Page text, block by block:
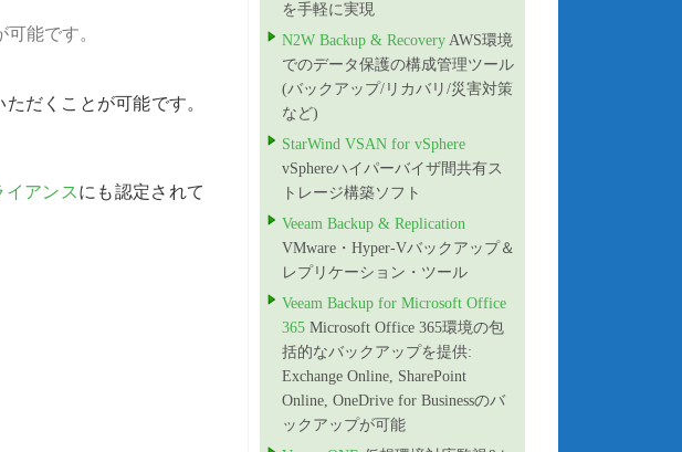
能です。
だくことが可能です。
イアンス にも認定されて
を手軽に実現
N2W Backup & Recovery AWS環境
でのデータ保護の構成管理ツール
(バックアップ/リカバリ/災害対策
など)
StarWind VSAN for vSphere
vSphereハイパーバイザ間共有ス
トレージ構築ソフト
Veeam Backup & Replication
VMware・Hyper-Vバックアップ＆
レプリケーション・ツール
Veeam Backup for Microsoft Office
365 Microsoft Office 365環境の包
括的なバックアップを提供:
Exchange Online, SharePoint
Online, OneDrive for Businessのバ
ックアップが可能